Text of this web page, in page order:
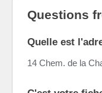
Questions
Quelle est
14 Chem. de la